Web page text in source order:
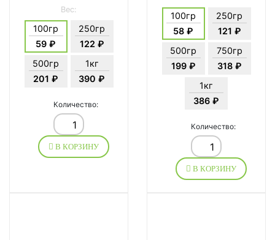
Вес:
100гр
59 ₽
250гр
122 ₽
500гр
201 ₽
1кг
390 ₽
Количество:
В КОРЗИНУ
100гр
58 ₽
250гр
121 ₽
500гр
199 ₽
750гр
318 ₽
1кг
386 ₽
Количество:
В КОРЗИНУ